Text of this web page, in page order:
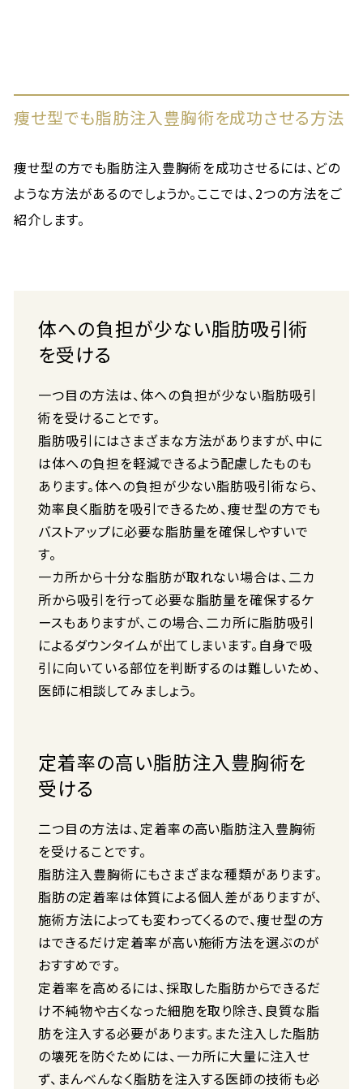
痩せ型でも脂肪注入豊胸術を成功させる方法
痩せ型の方でも脂肪注入豊胸術を成功させるには、どの
ような方法があるのでしょうか。ここでは、2つの方法をご
紹介します。
体への負担が少ない脂肪吸引術
を受ける
一つ目の方法は、体への負担が少ない脂肪吸引
術を受けることです。
脂肪吸引にはさまざまな方法がありますが、中に
は体への負担を軽減できるよう配慮したものも
あります。体への負担が少ない脂肪吸引術なら、
効率良く脂肪を吸引できるため、痩せ型の方でも
バストアップに必要な脂肪量を確保しやすいで
す。
一カ所から十分な脂肪が取れない場合は、二カ
所から吸引を行って必要な脂肪量を確保するケ
ースもありますが、この場合、二カ所に脂肪吸引
によるダウンタイムが出てしまいます。自身で吸
引に向いている部位を判断するのは難しいため、
医師に相談してみましょう。
定着率の高い脂肪注入豊胸術を
受ける
二つ目の方法は、定着率の高い脂肪注入豊胸術
を受けることです。
脂肪注入豊胸術にもさまざまな種類があります。
脂肪の定着率は体質による個人差がありますが、
施術方法によっても変わってくるので、痩せ型の方
はできるだけ定着率が高い施術方法を選ぶのが
おすすめです。
定着率を高めるには、採取した脂肪からできるだ
け不純物や古くなった細胞を取り除き、良質な脂
肪を注入する必要があります。また注入した脂肪
の壊死を防ぐためには、一カ所に大量に注入せ
ず、まんべんなく脂肪を注入する医師の技術も必